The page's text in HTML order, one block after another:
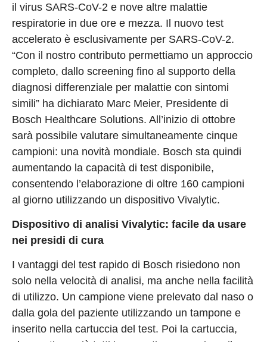
il virus SARS-CoV-2 e nove altre malattie
respiratorie in due ore e mezza. Il nuovo test
accelerato è esclusivamente per SARS-CoV-2.
“Con il nostro contributo permettiamo un approccio
completo, dallo screening fino al supporto della
diagnosi differenziale per malattie con sintomi
simili” ha dichiarato Marc Meier, Presidente di
Bosch Healthcare Solutions. All’inizio di ottobre
sarà possibile valutare simultaneamente cinque
campioni: una novità mondiale. Bosch sta quindi
aumentando la capacità di test disponibile,
consentendo l’elaborazione di oltre 160 campioni
al giorno utilizzando un dispositivo Vivalytic.
Dispositivo di analisi Vivalytic: facile da usare
nei presidi di cura
I vantaggi del test rapido di Bosch risiedono non
solo nella velocità di analisi, ma anche nella facilità
di utilizzo. Un campione viene prelevato dal naso o
dalla gola del paziente utilizzando un tampone e
inserito nella cartuccia del test. Poi la cartuccia,